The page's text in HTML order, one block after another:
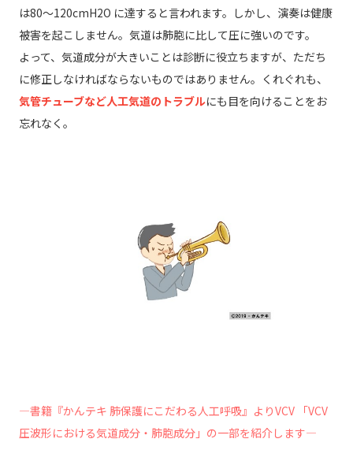
は80～120cmH2O に達すると言われます。しかし、演奏は健康
被害を起こしません。気道は肺胞に比して圧に強いのです。
よって、気道成分が大きいことは診断に役立ちますが、ただち
に修正しなければならないものではありません。くれぐれも、
気管チューブなど人工気道のトラブルにも目を向けることをお
忘れなく。
―書籍『かんテキ 肺保護にこだわる人工呼吸』よりVCV 「VCV
圧波形における気道成分・肺胞成分」の一部を紹介します―